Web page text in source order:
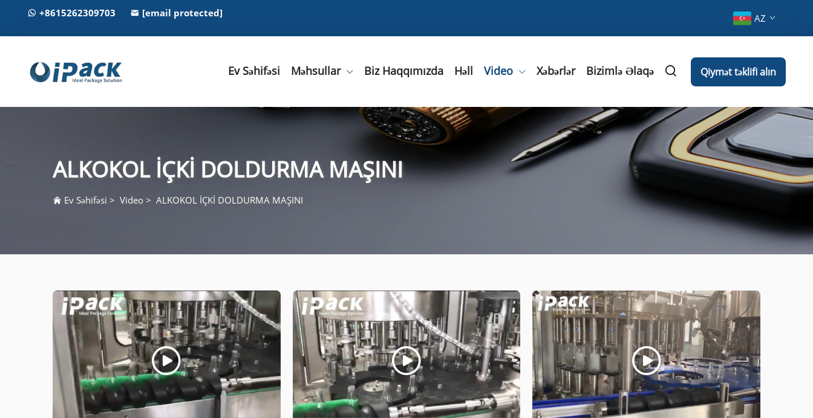
+8615262309703 [email protected] AZ
Ev Səhifəsi Məhsullar Biz Haqqımızda Həll Video Xəbərlər Bizimlə Əlaqə Qiymət təklifi alın
ALKOKOL İÇKİ DOLDURMA MAŞINI
Ev Səhifəsi > Video > ALKOKOL İÇKİ DOLDURMA MAŞINI